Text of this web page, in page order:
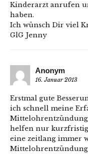
Kinderarzt anrufen
haben.
Ich wünsch Dir viel
GlG Jenny
Anonym
16. Januar 2013
Erstmal gute
ich schnell meine
helfen nur
eine zeitlang immer